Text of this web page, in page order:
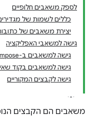
לספק משאבים חלופיים
כללים לשמות של
יצירת משאבים של
גישה למשאבי האפליקציה
גישה למשאבים ב-Compose
גישה למשאבים בקוד
גישה לקבצים המקוריים
משאבים הם הקבצים